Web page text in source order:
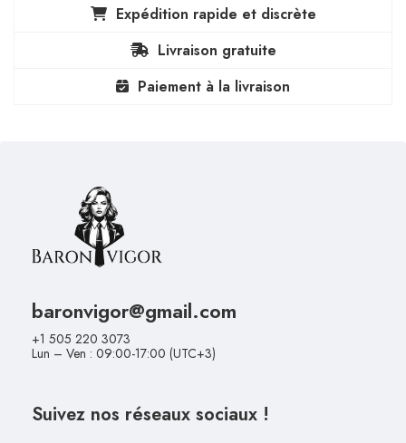
Expédition rapide et discrète
Livraison gratuite
Paiement à la livraison
baronvigor@gmail.com
+1 505 220 3073
Lun – Ven : 09:00-17:00 (UTC+3)
Suivez nos réseaux sociaux !